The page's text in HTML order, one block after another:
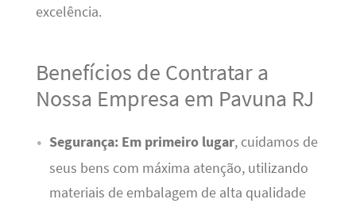
excelência.
Benefícios de Contratar a
Nossa Empresa em Pavuna RJ
Segurança: Em primeiro lugar, cuidamos de
seus bens com máxima atenção, utilizando
materiais de embalagem de alta qualidade